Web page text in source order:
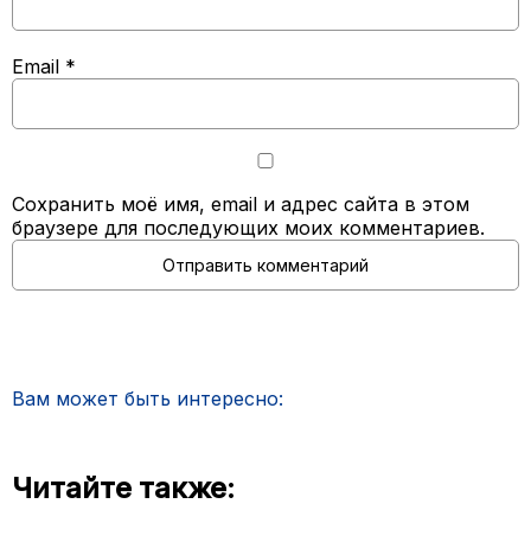
Email *
Сохранить моё имя, email и адрес сайта в этом
браузере для последующих моих комментариев.
Вам может быть интересно:
Читайте также: